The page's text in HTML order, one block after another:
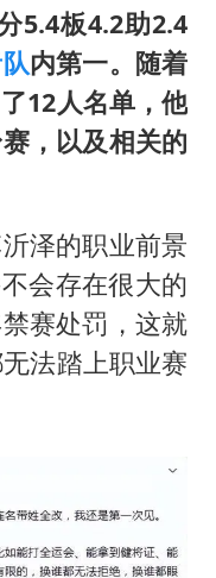
5.4板4.2助2.4
内第一。随着
12人名单，他
，以及相关的
泽的职业前景
会存在很大的
赛处罚，这就
法踏上职业赛